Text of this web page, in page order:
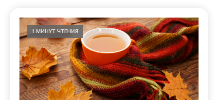
1 МИНУТ ЧТЕНИЯ